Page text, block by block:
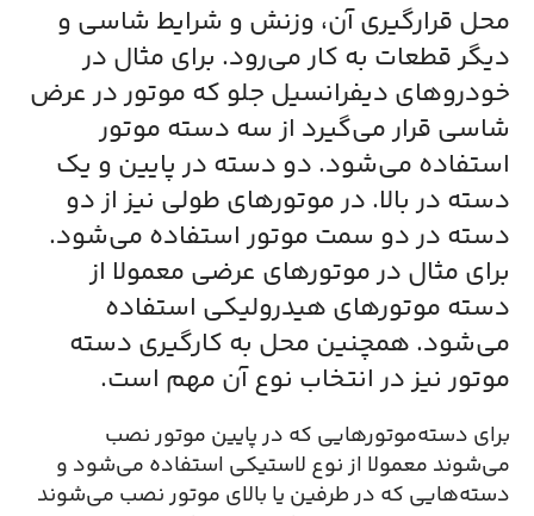
محل قرارگیری آن، وزنش و شرایط شاسی و
دیگر قطعات به کار می‌رود. برای مثال در
خودروهای دیفرانسیل جلو که موتور در عرض
شاسی قرار می‌گیرد از سه دسته موتور
استفاده می‌شود. دو دسته در پایین و یک
دسته در بالا. در موتورهای طولی نیز از دو
دسته در دو سمت موتور استفاده می‌شود.
برای مثال در موتورهای عرضی معمولا از
دسته موتورهای هیدرولیکی استفاده
می‌شود. همچنین محل به کارگیری دسته
موتور نیز در انتخاب نوع آن مهم است.
برای دسته‌موتورهایی که در پایین موتور نصب
می‌شوند معمولا از نوع لاستیکی استفاده می‌شود و
دسته‌هایی که در طرفین یا بالای موتور نصب می‌شوند